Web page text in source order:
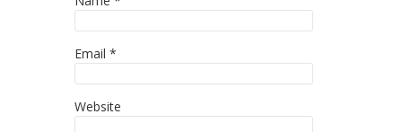
Email *
Website